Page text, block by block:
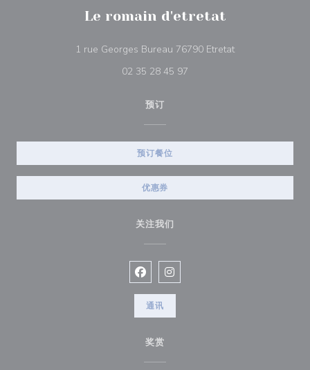
Le romain d'etretat
1 rue Georges Bureau 76790 Etretat((在新窗口中打开
02 35 28 45 97
预订
预订餐位
优惠券
关注我们
Facebook ((在新窗口中打开))
Instagram ((在新窗口中打开))
通讯
奖赏